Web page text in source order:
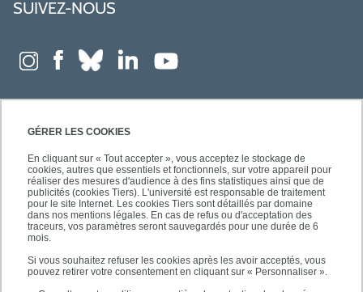
GÉRER LES COOKIES
En cliquant sur « Tout accepter », vous acceptez le stockage de
cookies, autres que essentiels et fonctionnels, sur votre appareil pour
réaliser des mesures d'audience à des fins statistiques ainsi que de
publicités (cookies Tiers). L'université est responsable de traitement
pour le site Internet. Les cookies Tiers sont détaillés par domaine
dans nos mentions légales. En cas de refus ou d'acceptation des
traceurs, vos paramètres seront sauvegardés pour une durée de 6
mois.
Si vous souhaitez refuser les cookies après les avoir acceptés, vous
pouvez retirer votre consentement en cliquant sur « Personnaliser ».
SUIVEZ-NOUS